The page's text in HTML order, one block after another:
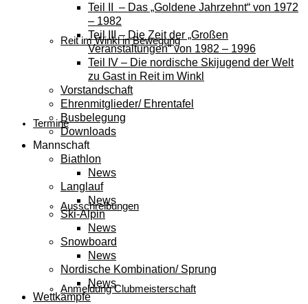
Reit im Winkl in Bewegung
Termine
Ausschreibungen
Anmeldung Clubmeisterschaft
Teil II – Das „Goldene Jahrzehnt“ von 1972
– 1982
Teil III – Die Zeit der „Großen
Veranstaltungen“ von 1982 – 1996
Teil IV – Die nordische Skijugend der Welt
zu Gast in Reit im Winkl
Vorstandschaft
Ehrenmitglieder/ Ehrentafel
Busbelegung
Downloads
Mannschaft
Biathlon
News
Langlauf
News
Ski-Alpin
News
Snowboard
News
Nordische Kombination/ Sprung
News
Wettkämpfe